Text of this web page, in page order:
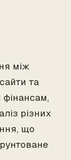
між
та
фінансам,
різних
що